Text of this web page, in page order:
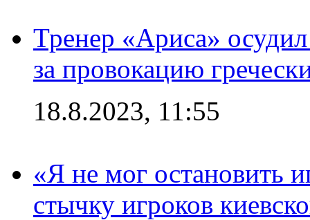
Тренер «Ариса»
за провокацию
18.8.2023, 11:55
«Я не мог остановить
стычку игроков